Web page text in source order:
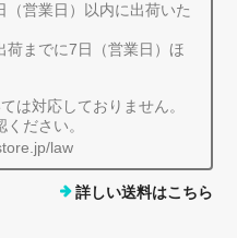
（営業日）以内に出荷いた
荷までに7日（営業日）ほ
は対応しておりません。
ださい。
law
詳しい送料はこちら